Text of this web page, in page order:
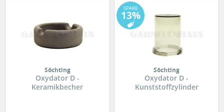
Söchting
Oxydator D -
Keramikbecher
SPARE
13%
Söchting
Oxydator D -
Kunststoffzylinder